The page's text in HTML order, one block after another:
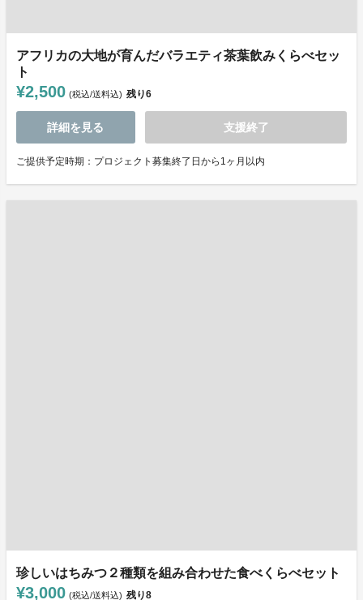
アフリカの大地が育んだバラエティ茶葉飲みくらべセッ
ト
¥2,500 (税込/送料込) 残り6
詳細を見る 支援終了
ご提供予定時期：プロジェクト募集終了日から1ヶ月以内
珍しいはちみつ２種類を組み合わせた食べくらべセット
¥3,000 (税込/送料込) 残り8